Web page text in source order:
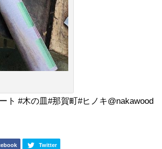
ト #木の皿#那賀町#ヒノキ@nakawood
Twitter